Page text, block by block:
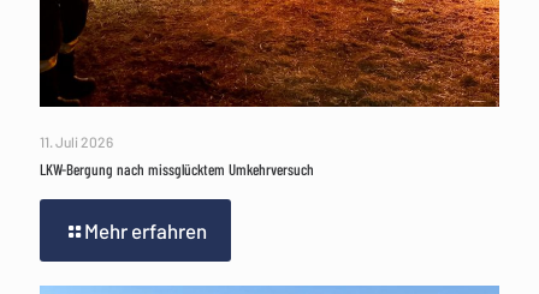
11. Juli 2026
LKW-Bergung nach missglücktem Umkehrversuch
Mehr erfahren